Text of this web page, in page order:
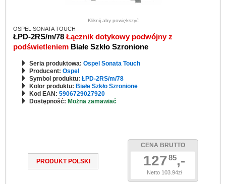
Kliknij aby powiększyć
OSPEL SONATA TOUCH
ŁPD-2RS/m/78 Łącznik dotykowy podwójny z
podświetleniem Białe Szkło Szronione
Seria produktowa: Ospel Sonata Touch
Producent: Ospel
Symbol produktu: ŁPD-2RS/m/78
Kolor produktu: Białe Szkło Szronione
Kod EAN: 5906729027920
Dostępność: Można zamawiać
PRODUKT POLSKI
CENA BRUTTO
12785,-
Netto 103.94zł